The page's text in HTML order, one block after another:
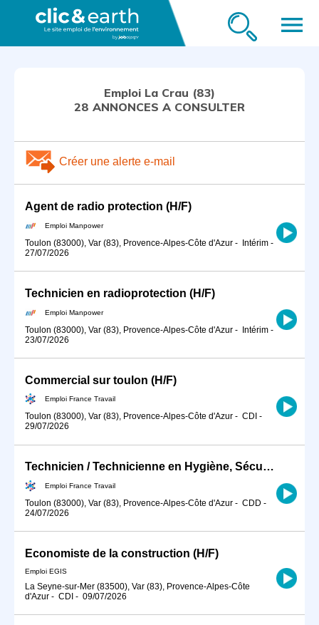
menu
Emploi La Crau (83)
28 ANNONCES A CONSULTER
Créer une alerte e-mail
Agent de radio protection (H/F)
Emploi Manpower
Toulon (83000), Var (83), Provence-Alpes-Côte d'Azur - Intérim -
27/07/2026
Technicien en radioprotection (H/F)
Emploi Manpower
Toulon (83000), Var (83), Provence-Alpes-Côte d'Azur - Intérim -
23/07/2026
Commercial sur toulon (H/F)
Emploi France Travail
Toulon (83000), Var (83), Provence-Alpes-Côte d'Azur - CDI -
29/07/2026
Technicien / Technicienne en Hygiène, Sécurité, Environnement ind (H/F)
Emploi France Travail
Toulon (83000), Var (83), Provence-Alpes-Côte d'Azur - CDD -
24/07/2026
Economiste de la construction (H/F)
Emploi EGIS
La Seyne-sur-Mer (83500), Var (83), Provence-Alpes-Côte
d'Azur - CDI - 09/07/2026